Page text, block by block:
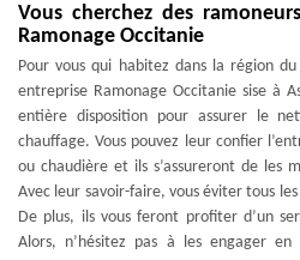
Vous cherchez des
Ramonage Occitanie
Pour vous qui habitez dans la région
entreprise Ramonage Occitanie sise à
entière disposition pour assurer le
chauffage. Vous pouvez leur confier
ou chaudière et ils s’assureront de les
Avec leur savoir-faire, vous éviter tous
De plus, ils vous feront profiter d’un
Alors, n’hésitez pas à les engager